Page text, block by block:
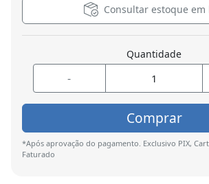
Consultar estoque em
Quantidade
-
Comprar
*Após aprovação do pagamento. Exclusivo PIX,
Faturado